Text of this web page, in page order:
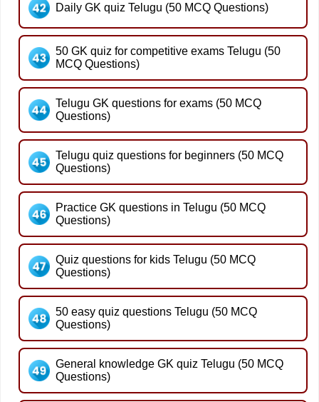
Daily GK quiz Telugu (50 MCQ Questions)
50 GK quiz for competitive exams Telugu (50
MCQ Questions)
Telugu GK questions for exams (50 MCQ
Questions)
Telugu quiz questions for beginners (50 MCQ
Questions)
Practice GK questions in Telugu (50 MCQ
Questions)
Quiz questions for kids Telugu (50 MCQ
Questions)
50 easy quiz questions Telugu (50 MCQ
Questions)
General knowledge GK quiz Telugu (50 MCQ
Questions)